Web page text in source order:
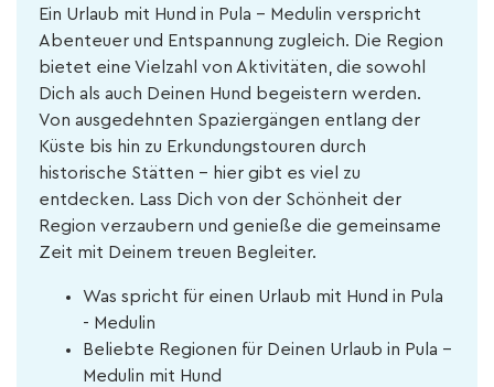
Ein Urlaub mit Hund in Pula - Medulin verspricht
Abenteuer und Entspannung zugleich. Die Region
bietet eine Vielzahl von Aktivitäten, die sowohl
Dich als auch Deinen Hund begeistern werden.
Von ausgedehnten Spaziergängen entlang der
Küste bis hin zu Erkundungstouren durch
historische Stätten – hier gibt es viel zu
entdecken. Lass Dich von der Schönheit der
Region verzaubern und genieße die gemeinsame
Zeit mit Deinem treuen Begleiter.
Was spricht für einen Urlaub mit Hund in Pula
- Medulin
Beliebte Regionen für Deinen Urlaub in Pula -
Medulin mit Hund